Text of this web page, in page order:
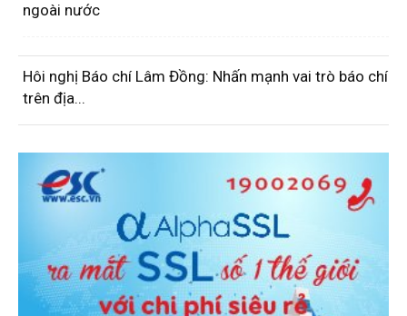
ngoài nước
Hôi nghị Báo chí Lâm Đồng: Nhấn mạnh vai trò báo chí
trên địa...